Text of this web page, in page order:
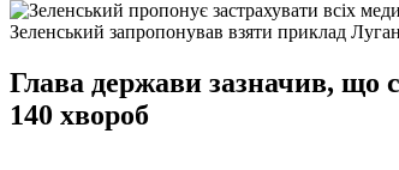
Зеленський запропонував взяти приклад
Глава держави зазначив, що
140 хвороб